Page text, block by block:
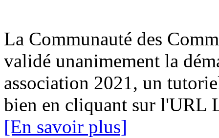
La Communauté des
validé unanimement la
association 2021, un
bien en cliquant sur l'URL
[En savoir plus]